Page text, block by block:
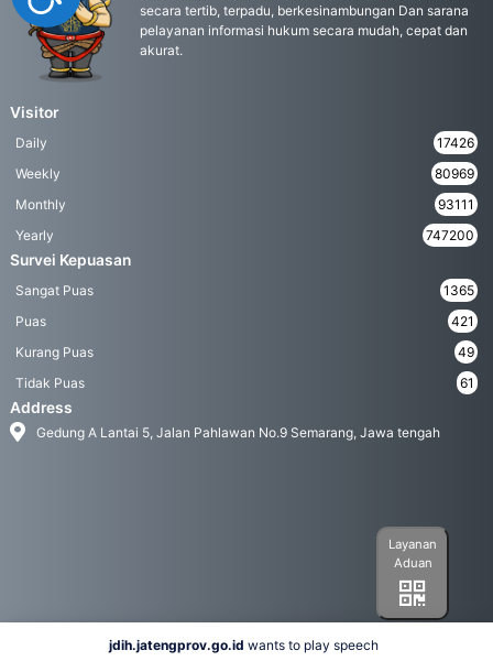
secara tertib, terpadu, berkesinambungan Dan sarana
pelayanan informasi hukum secara mudah, cepat dan
akurat.
Visitor
Daily
17426
Weekly
80969
Monthly
93111
Yearly
747200
Survei Kepuasan
Sangat Puas
1365
Puas
421
Kurang Puas
49
Tidak Puas
61
Address
Gedung A Lantai 5, Jalan Pahlawan No.9 Semarang, Jawa tengah
Layanan
Aduan
jdih.jatengprov.go.id wants to play speech